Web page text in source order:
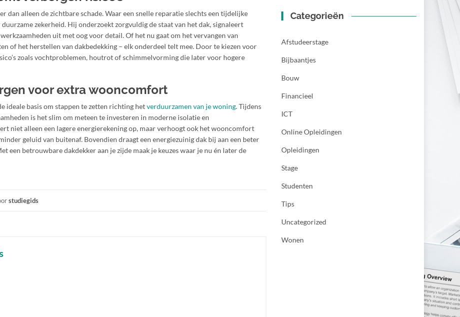
dan alleen de zichtbare schade. Waar een snelle reparatie slechts een tijdelijke
zekerheid. Hij onderzoekt zorgvuldig de staat van het dak, signaleert
uit met oog voor detail. Of het nu gaat om het vervangen van
of het herstellen van dakbedekking – elk onderdeel telt mee. Door te kiezen voor
zoals vochtproblemen, houtrot of schimmelvorming die later voor hogere
voor extra wooncomfort
ideale basis om stappen te zetten richting hetverduurzamen van je woning. Tijdens
is het slim om meteen te investeren in moderne isolatie en
niet alleen een lagere energierekening op, maar verhoogt ook het wooncomfort
geluid van buitenaf. Bovendien draagt een energiezuinig dak bij aan een beter
een betrouwbare dakdekker aan je zijde maak je keuzes waar je nu én later de
studiegids
Categorieën
Afstudeerstage
Bijbaantjes
Bouw
Financieel
ICT
Online Opleidingen
Opleidingen
Stage
Studenten
Tips
Uncategorized
Wonen